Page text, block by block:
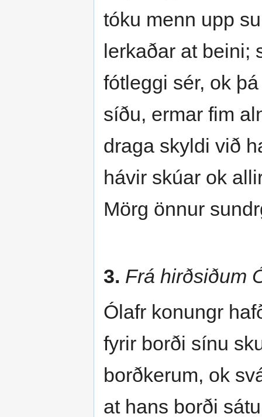
tóku menn upp
lerkaðar at beini;
fótleggi sér, ok
síðu, ermar fim
draga skyldi við
hávir skúar ok
Mörg önnur
3. Frá hirðsiðum
Ólafr konungr
fyrir borði sínu
borðkerum, ok
at hans borði